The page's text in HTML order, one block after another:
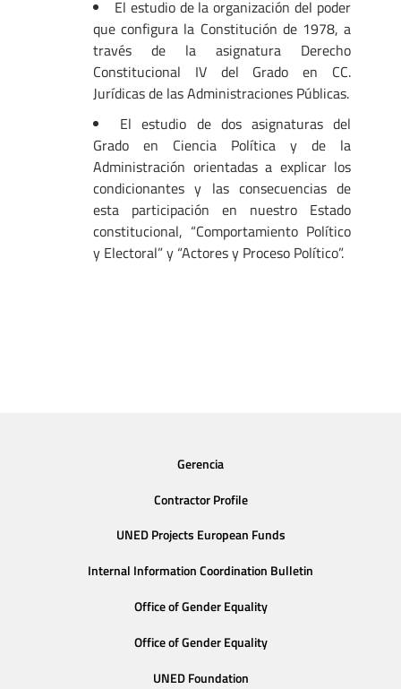
El estudio de la organización del poder
que configura la Constitución de 1978, a
través de la asignatura Derecho
Constitucional IV del Grado en CC.
Jurídicas de las Administraciones Públicas.
El estudio de dos asignaturas del
Grado en Ciencia Política y de la
Administración orientadas a explicar los
condicionantes y las consecuencias de
esta participación en nuestro Estado
constitucional, “Comportamiento Político
y Electoral” y “Actores y Proceso Político”.
Gerencia
Contractor Profile
UNED Projects European Funds
Internal Information Coordination Bulletin
Office of Gender Equality
Office of Gender Equality
UNED Foundation